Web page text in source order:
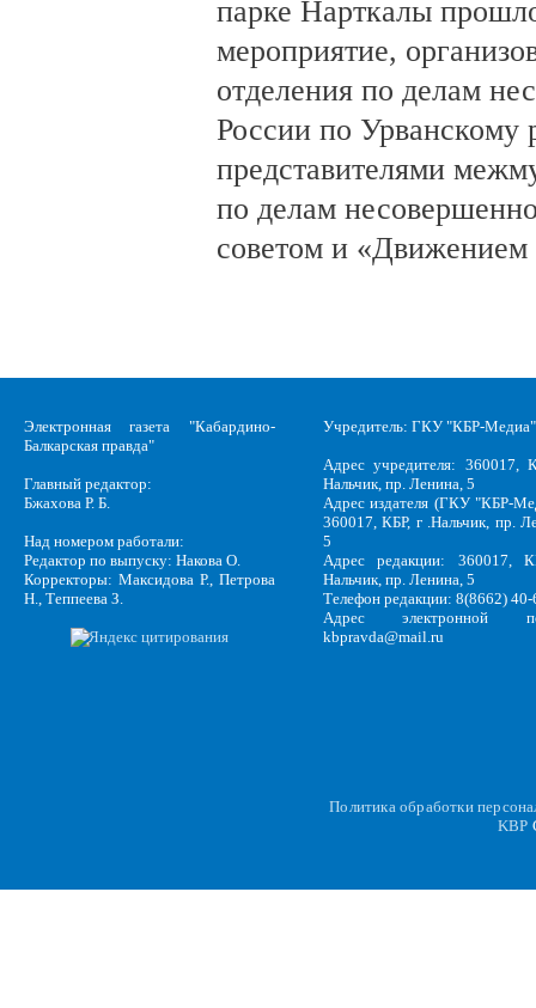
парке Нарткалы
мероприятие,
отделения по делам
России по Урванскому
представителями
по делам
советом и
Электронная газета "Кабардино-
Балкарская правда"
Главный редактор:
Бжахова Р. Б.
Над номером работали:
Редактор по выпуску: Накова О.
Корректоры: Максидова Р., Петрова
Н., Теппеева З.
Учредитель: ГКУ "КБР-Медиа"
Адрес учредителя: 360017,
Нальчик, пр. Ленина, 5
Адрес издателя (ГКУ "КБР-
360017, КБР, г .Нальчик, пр.
5
Адрес редакции: 360017,
Нальчик, пр. Ленина, 5
Телефон редакции: 8(8662)
Адрес электронной
kbpravda@mail.ru
Политика обработки
KBP